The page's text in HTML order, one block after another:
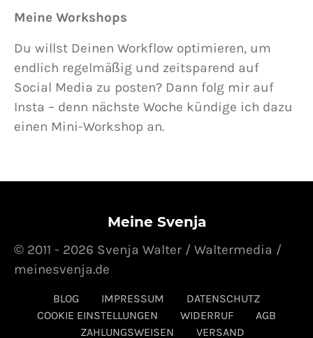
Meine Workshops
Du willst Deinen Workflow optimieren, um
endlich regelmäßig und zeitsparend auf
Social Media zu posten? Dann folg mir auf
Insta – denn nächste Woche kündige ich dazu
einen Mini-Workshop an.
Meine Svenja
BLOG IMPRESSUM
DATENSCHUTZ
COOKIE EINSTELLUNGEN
WIDERRUF
AGB
ZAHLUNGSWEISEN
VERSAND
© 2011 - 2026 Svenja Walter / Waltermedia /
meinesvenja.de